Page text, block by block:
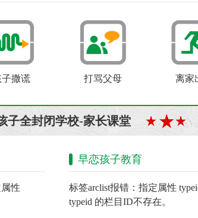
子撒谎 打骂父母 离家
子全封闭学校-家长课堂
性
早恋孩子教育
标签arclist报错：指定属性
typeid 的栏目ID不存在。